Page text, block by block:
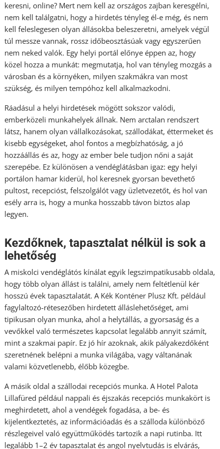
keresni, online? Mert nem kell az országos zajban keresgélni,
nem kell találgatni, hogy a hirdetés tényleg él-e még, és nem
kell feleslegesen olyan állásokba beleszeretni, amelyek végül
túl messze vannak, rossz időbeosztásúak vagy egyszerűen
nem neked valók. Egy helyi portál előnye éppen az, hogy
közel hozza a munkát: megmutatja, hol van tényleg mozgás a
városban és a környéken, milyen szakmákra van most
szükség, és milyen tempóhoz kell alkalmazkodni.
Ráadásul a helyi hirdetések mögött sokszor valódi,
emberközeli munkahelyek állnak. Nem arctalan rendszert
látsz, hanem olyan vállalkozásokat, szállodákat, éttermeket és
kisebb egységeket, ahol fontos a megbízhatóság, a jó
hozzáállás és az, hogy az ember bele tudjon nőni a saját
szerepébe. Ez különösen a vendéglátásban igaz: egy helyi
portálon hamar kiderül, hol keresnek gyorsan bevethető
pultost, recepcióst, felszolgálót vagy üzletvezetőt, és hol van
esély arra is, hogy a munka hosszabb távon biztos alap
legyen.
Kezdőknek, tapasztalat nélkül is sok a
lehetőség
A miskolci vendéglátós kínálat egyik legszimpatikusabb oldala,
hogy több olyan állást is találni, amely nem feltétlenül kér
hosszú évek tapasztalatát. A Kék Konténer Plusz Kft. például
fagylaltozó-rétesezőben hirdetett álláslehetőséget, ami
tipikusan olyan munka, ahol a helytállás, a gyorsaság és a
vevőkkel való természetes kapcsolat legalább annyit számít,
mint a szakmai papír. Ez jó hír azoknak, akik pályakezdőként
szeretnének belépni a munka világába, vagy váltanának
valami közvetlenebb, élőbb közegbe.
A másik oldal a szállodai recepciós munka. A Hotel Palota
Lillafüred például nappali és éjszakás recepciós munkakört is
meghirdetett, ahol a vendégek fogadása, a be- és
kijelentkeztetés, az információadás és a szálloda különböző
részlegeivel való együttműködés tartozik a napi rutinba. Itt
legalább 1–2 év tapasztalat és angol nyelvtudás is elvárás,